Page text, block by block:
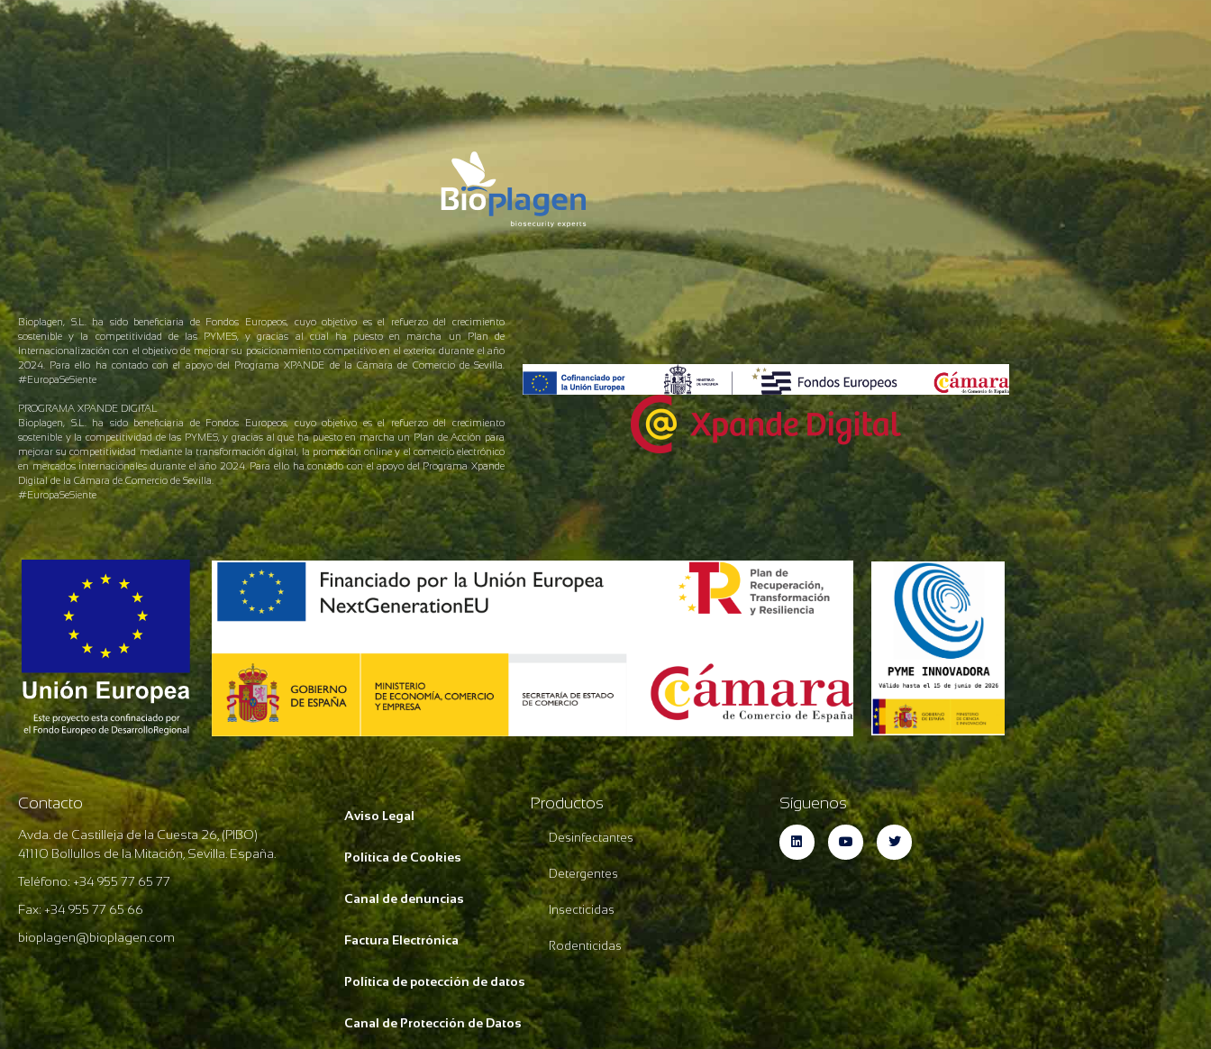
Bioplagen, S.L. ha sido beneficiaria de Fondos Europeos, cuyo objetivo es el refuerzo del crecimiento
sostenible y la competitividad de las PYMES, y gracias al cual ha puesto en marcha un Plan de
Internacionalización con el objetivo de mejorar su posicionamiento competitivo en el exterior durante el año
2024. Para ello ha contado con el apoyo del Programa XPANDE de la Cámara de Comercio de Sevilla.
#EuropaSeSiente
PROGRAMA XPANDE DIGITAL
Bioplagen, S.L. ha sido beneficiaria de Fondos Europeos, cuyo objetivo es el refuerzo del crecimiento
sostenible y la competitividad de las PYMES, y gracias al que ha puesto en marcha un Plan de Acción para
mejorar su competitividad mediante la transformación digital, la promoción online y el comercio electrónico
en mercados internacionales durante el año 2024. Para ello ha contado con el apoyo del Programa Xpande
Digital de la Cámara de Comercio de Sevilla.
#EuropaSeSiente
Contacto
Avda. de Castilleja de la Cuesta 26, (PIBO)
41110 Bollullos de la Mitación, Sevilla. España.
Teléfono: +34 955 77 65 77
Fax: +34 955 77 65 66
bioplagen@bioplagen.com
Aviso Legal
Política de Cookies
Canal de denuncias
Factura Electrónica
Política de potección de datos
Canal de Protección de Datos
Productos
Desinfectantes
Detergentes
Insecticidas
Rodenticidas
Síguenos